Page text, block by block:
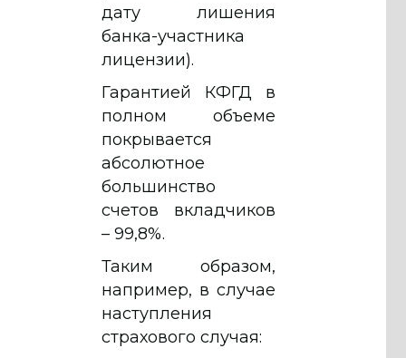
дату лишения
банка-участника
лицензии).
Гарантией КФГД в
полном объеме
покрывается
абсолютное
большинство
счетов вкладчиков
– 99,8%.
Таким образом,
например, в случае
наступления
страхового случая: